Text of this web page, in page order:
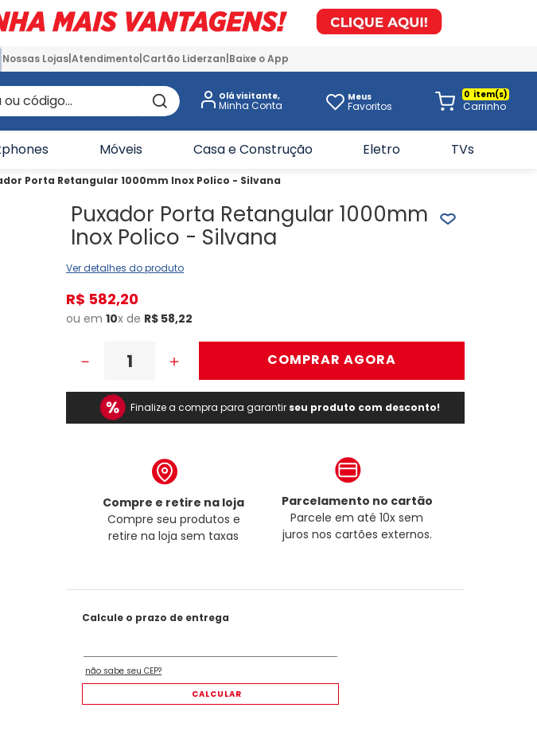
Nossas Lojas Atendimento Cartão Liderzan Baixe o App
código... Olá visitante, Meus
Favoritos
0
Móveis Casa e Construção Eletro TVs
Porta Retangular 1000mm Inox Polico - Silvana
Puxador Porta Retangular 1000mm
Inox Polico - Silvana
Ver detalhes do produto
R$ 582,20
ou em10x de R$ 58,22
＋
－ COMPRAR AGORA
Finalize a compra para garantir seu produto com desconto!
Compre e retire na loja
Compre seu produtos e
retire na loja sem taxas
Parcelamento no cartão
Parcele em até 10x sem
juros nos cartões externos.